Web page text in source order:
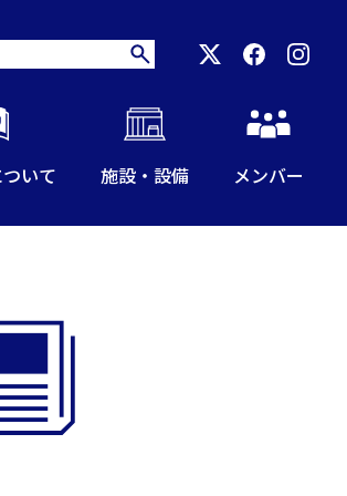
いて 施設・設備 メンバー